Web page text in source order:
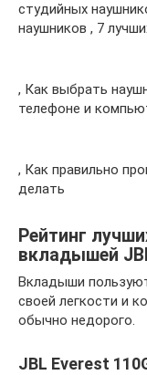
студийных
наушников , 7
, Как выбрать
телефоне и
, Как правильно
делать
Рейтинг
вкладышей
Вкладыши
своей легкости и
обычно недорого.
JBL Everest